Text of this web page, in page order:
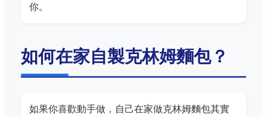
你。
如何在家自製克林姆麵包？
如果你喜歡動手做，自己在家做克林姆麵包其實